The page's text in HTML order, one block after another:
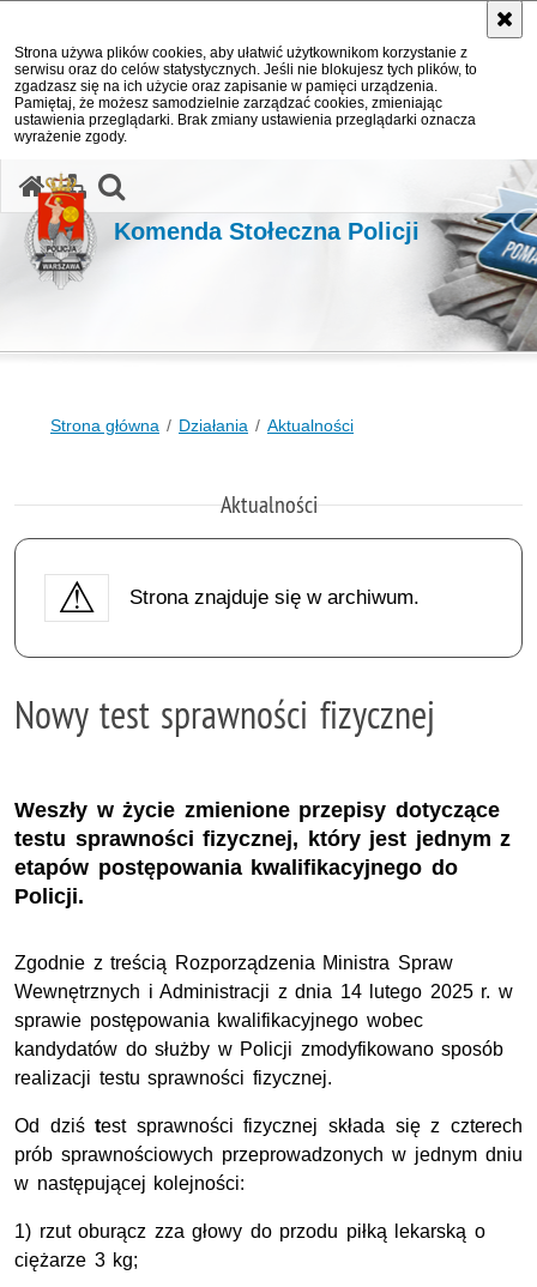
Strona używa plików cookies, aby ułatwić użytkownikom korzystanie z
serwisu oraz do celów statystycznych. Jeśli nie blokujesz tych plików, to
zgadzasz się na ich użycie oraz zapisanie w pamięci urządzenia.
Pamiętaj, że możesz samodzielnie zarządzać cookies, zmieniając
ustawienia przeglądarki. Brak zmiany ustawienia przeglądarki oznacza
wyrażenie zgody.
Komenda Stołeczna Policji
Strona główna Działania Aktualności
Aktualności
Strona znajduje się w archiwum.
Nowy test sprawności fizycznej
Weszły w życie zmienione przepisy dotyczące
testu sprawności fizycznej, który jest jednym z
etapów postępowania kwalifikacyjnego do
Policji.
Zgodnie z treścią Rozporządzenia Ministra Spraw
Wewnętrznych i Administracji z dnia 14 lutego 2025 r. w
sprawie postępowania kwalifikacyjnego wobec
kandydatów do służby w Policji zmodyfikowano sposób
realizacji testu sprawności fizycznej.
Od dziśtest sprawności fizycznej składa się z czterech
prób sprawnościowych przeprowadzonych w jednym dniu
w następującej kolejności:
1) rzut oburącz zza głowy do przodu piłką lekarską o
ciężarze 3 kg;